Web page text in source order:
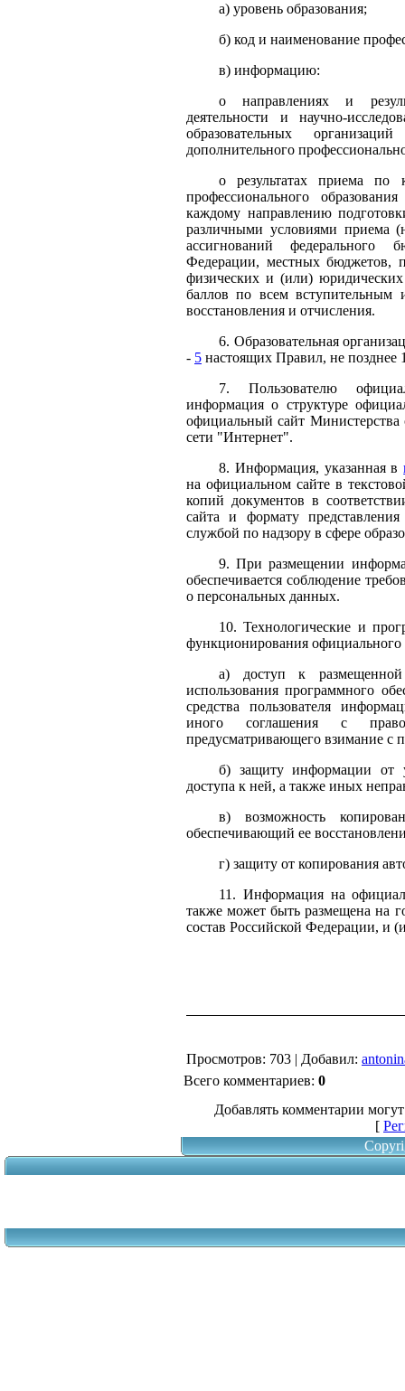
а) уровень образования;
б) код и наименование
в) информацию:
о направлениях и
деятельности и научно-
образовательных
дополнительного
о результатах приема по
профессионального
каждому направлению
различными условиями приема
ассигнований федерального
Федерации, местных бюджетов,
физических и (или)
баллов по всем вступительным
восстановления и отчисления.
6. Образовательная
- 5 настоящих Правил, не позднее
7. Пользователю
информация о структуре
официальный сайт Министерства
сети "Интернет".
8. Информация, указанная в
на официальном сайте в
копий документов в
сайта и формату
службой по надзору в сфере
9. При размещении
обеспечивается соблюдение
о персональных данных.
10. Технологические и
функционирования официального
а) доступ к
использования программного
средства пользователя
иного соглашения с
предусматривающего взимание с
б) защиту информации от
доступа к ней, а также иных
в) возможность
обеспечивающий ее
г) защиту от копирования
11. Информация на
также может быть размещена на
состав Российской Федерации, и
Просмотров: 703 | Добавил:
Всего комментариев: 0
Добавлять комментарии
[